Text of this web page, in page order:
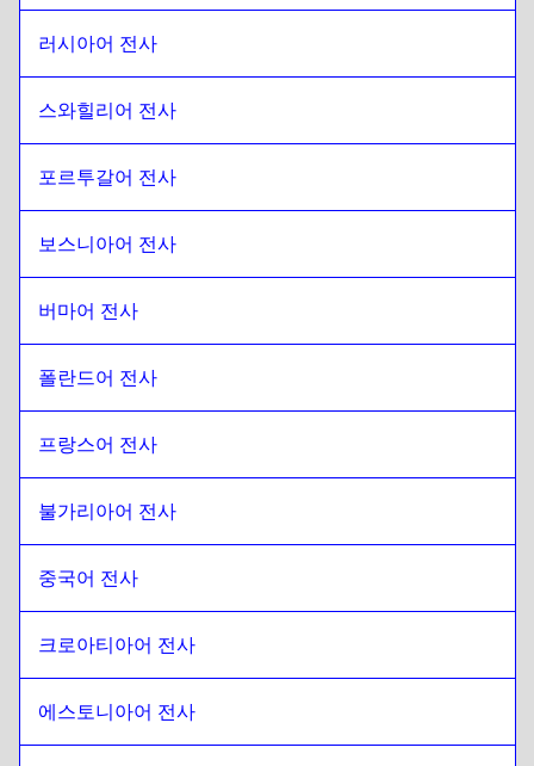
러시아어 전사
스와힐리어 전사
포르투갈어 전사
보스니아어 전사
버마어 전사
폴란드어 전사
프랑스어 전사
불가리아어 전사
중국어 전사
크로아티아어 전사
에스토니아어 전사